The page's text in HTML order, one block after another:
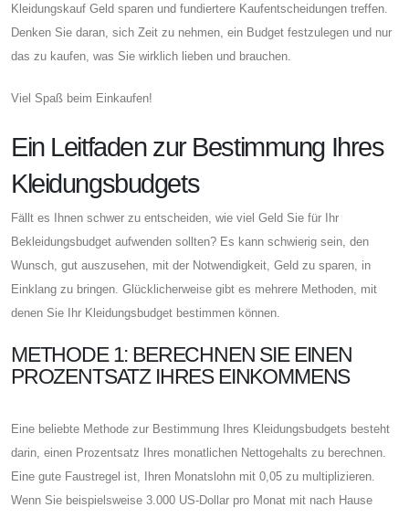
Kleidungskauf Geld sparen und fundiertere Kaufentscheidungen treffen.
Denken Sie daran, sich Zeit zu nehmen, ein Budget festzulegen und nur
das zu kaufen, was Sie wirklich lieben und brauchen.
Viel Spaß beim Einkaufen!
Ein Leitfaden zur Bestimmung Ihres
Kleidungsbudgets
Fällt es Ihnen schwer zu entscheiden, wie viel Geld Sie für Ihr
Bekleidungsbudget aufwenden sollten? Es kann schwierig sein, den
Wunsch, gut auszusehen, mit der Notwendigkeit, Geld zu sparen, in
Einklang zu bringen. Glücklicherweise gibt es mehrere Methoden, mit
denen Sie Ihr Kleidungsbudget bestimmen können.
METHODE 1: BERECHNEN SIE EINEN
PROZENTSATZ IHRES EINKOMMENS
Eine beliebte Methode zur Bestimmung Ihres Kleidungsbudgets besteht
darin, einen Prozentsatz Ihres monatlichen Nettogehalts zu berechnen.
Eine gute Faustregel ist, Ihren Monatslohn mit 0,05 zu multiplizieren.
Wenn Sie beispielsweise 3.000 US-Dollar pro Monat mit nach Hause